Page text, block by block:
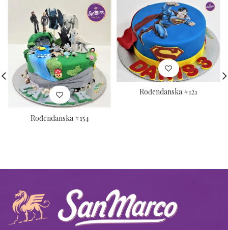
Rođendanska #154
Rođendanska #121